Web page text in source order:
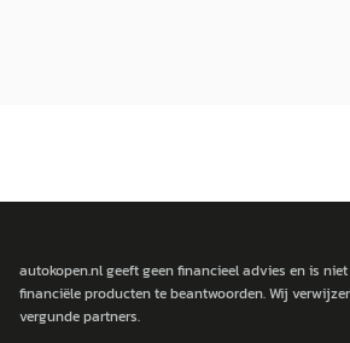
autokopen.nl geeft geen financieel advies en is
financiële producten te beantwoorden. Wij
vergunde partners.